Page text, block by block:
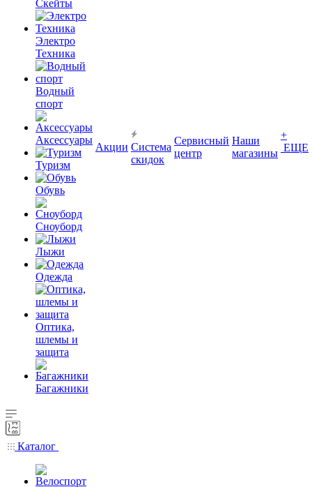
Скейты
Электро
Техника
Водный
спорт
Аксессуары
Туризм
Обувь
Сноуборд
Лыжи
Одежда
Оптика,
шлемы и
защита
Багажники
Акции Система
скидок
Сервисный
центр
Наши
магазины
+
ЕЩЕ
Каталог